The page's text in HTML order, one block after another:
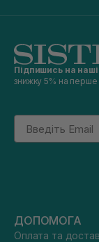
Підпишись на
знижку 5% на
Email
ДОПОМОГА
Оплата та